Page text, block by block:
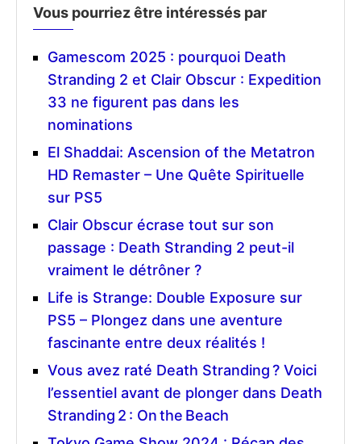
Vous pourriez être intéressés par
Gamescom 2025 : pourquoi Death
Stranding 2 et Clair Obscur : Expedition
33 ne figurent pas dans les
nominations
El Shaddai: Ascension of the Metatron
HD Remaster – Une Quête Spirituelle
sur PS5
Clair Obscur écrase tout sur son
passage : Death Stranding 2 peut-il
vraiment le détrôner ?
Life is Strange: Double Exposure sur
PS5 – Plongez dans une aventure
fascinante entre deux réalités !
Vous avez raté Death Stranding ? Voici
l’essentiel avant de plonger dans Death
Stranding 2 : On the Beach